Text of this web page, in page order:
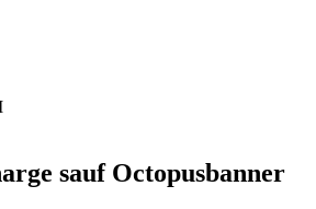
sauf Octopusbanner